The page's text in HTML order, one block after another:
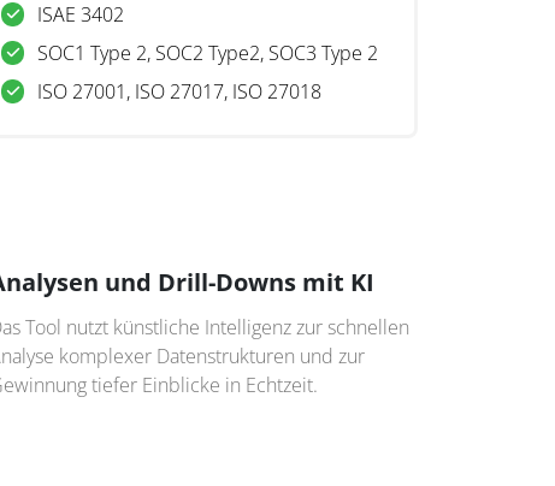
ISAE 3402
SOC1 Type 2, SOC2 Type2, SOC3 Type 2
ISO 27001, ISO 27017, ISO 27018
und Drill-Downs mit KI
Tool nutzt künstliche Intelligenz zur schnellen
komplexer Datenstrukturen und zur
tiefer Einblicke in Echtzeit.